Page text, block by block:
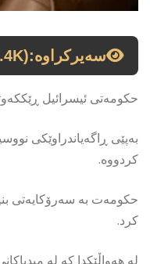
سەیرکراوە:(1.4K)
حکومەتی ئیسرائیل
بەپێی ڕاگەیاندراوێکی
کردووە.
حکومەت بە سەرۆکایەتی
کرد.
لە ھەواڵێکدا کە لە